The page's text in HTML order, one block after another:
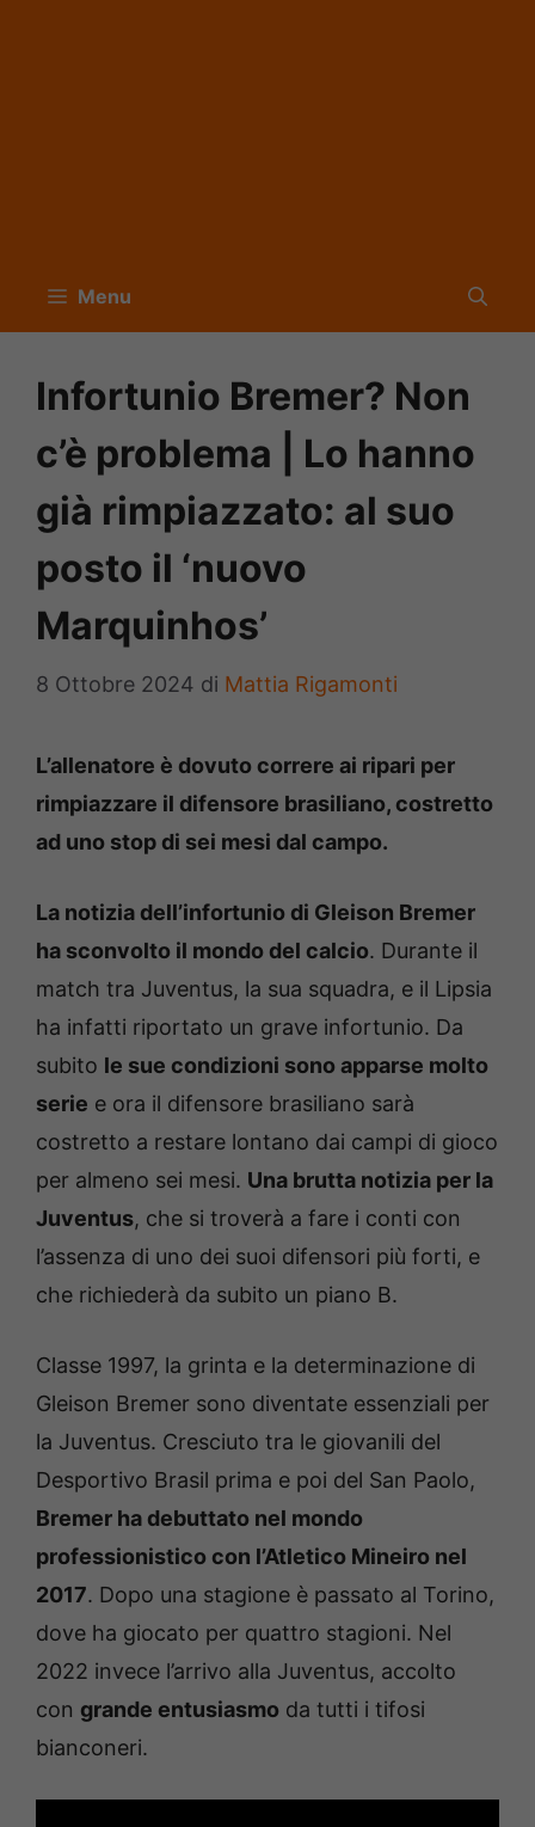
Menu
Infortunio Bremer? Non
c’è problema | Lo hanno
già rimpiazzato: al suo
posto il ‘nuovo
Marquinhos’
8 Ottobre 2024 di Mattia Rigamonti
L’allenatore è dovuto correre ai ripari per
rimpiazzare il difensore brasiliano, costretto
ad uno stop di sei mesi dal campo.
La notizia dell’infortunio di Gleison Bremer
ha sconvolto il mondo del calcio. Durante il
match tra Juventus, la sua squadra, e il Lipsia
ha infatti riportato un grave infortunio. Da
subito le sue condizioni sono apparse molto
serie e ora il difensore brasiliano sarà
costretto a restare lontano dai campi di gioco
per almeno sei mesi. Una brutta notizia per la
Juventus, che si troverà a fare i conti con
l’assenza di uno dei suoi difensori più forti, e
che richiederà da subito un piano B.
Classe 1997, la grinta e la determinazione di
Gleison Bremer sono diventate essenziali per
la Juventus. Cresciuto tra le giovanili del
Desportivo Brasil prima e poi del San Paolo,
Bremer ha debuttato nel mondo
professionistico con l’Atletico Mineiro nel
2017. Dopo una stagione è passato al Torino,
dove ha giocato per quattro stagioni. Nel
2022 invece l’arrivo alla Juventus, accolto
con grande entusiasmo da tutti i tifosi
bianconeri.